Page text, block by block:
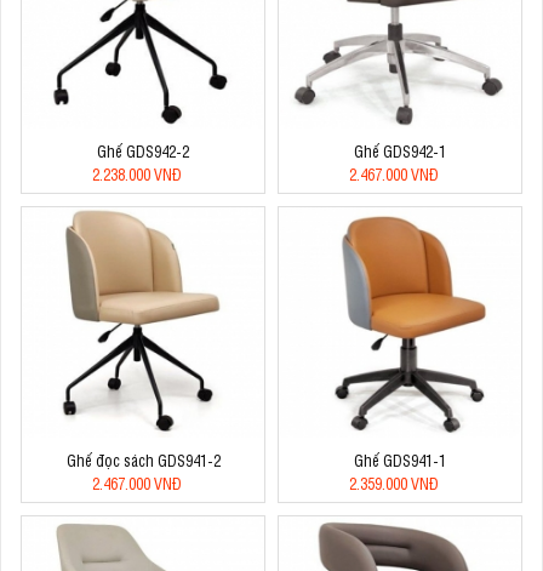
Ghế GDS942-2
2.238.000 VNĐ
Ghế GDS942-1
2.467.000 VNĐ
Ghế đọc sách GDS941-2
2.467.000 VNĐ
Ghế GDS941-1
2.359.000 VNĐ